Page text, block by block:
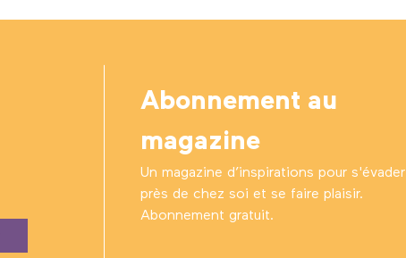
Abonnement au
magazine
Un magazine d’inspirations pour s'évader
près de chez soi et se faire plaisir.
Abonnement gratuit.